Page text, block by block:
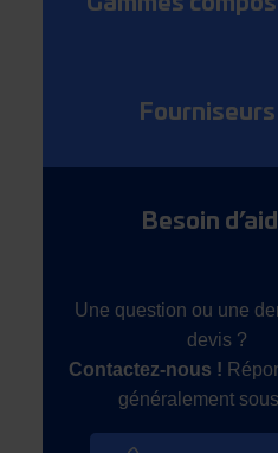
Fourniseurs
Besoin
Une question ou une
devis ?
Contactez-nous !
généralement